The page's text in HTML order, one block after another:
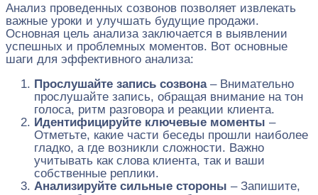
Анализ проведенных созвонов позволяет извлекать
важные уроки и улучшать будущие продажи.
Основная цель анализа заключается в выявлении
успешных и проблемных моментов. Вот основные
шаги для эффективного анализа:
Прослушайте запись созвона– Внимательно
прослушайте запись, обращая внимание на тон
голоса, ритм разговора и реакции клиента.
Идентифицируйте ключевые моменты –
Отметьте, какие части беседы прошли наиболее
гладко, а где возникли сложности. Важно
учитывать как слова клиента, так и ваши
собственные реплики.
Анализируйте сильные стороны – Запишите,